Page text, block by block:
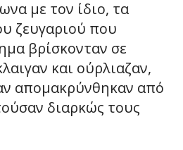
με τον ίδιο, τα
ζευγαριού που
βρίσκονταν σε
και ούρλιαζαν,
απομακρύνθηκαν από
διαρκώς τους